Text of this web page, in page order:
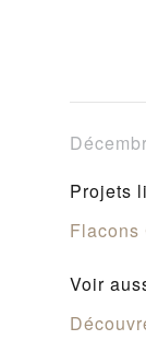
Projets
Voir